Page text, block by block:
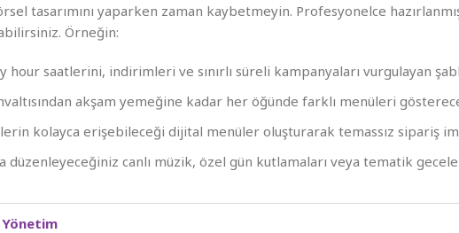
tasarımını yaparken zaman kaybetmeyin. Profesyonelce
Örneğin:
hour saatlerini, indirimleri ve sınırlı süreli kampanyaları vurgulayan
akşam yemeğine kadar her öğünde farklı menüleri
kolayca erişebileceği dijital menüler oluşturarak temassız sipariş
düzenleyeceğiniz canlı müzik, özel gün kutlamaları veya tematik